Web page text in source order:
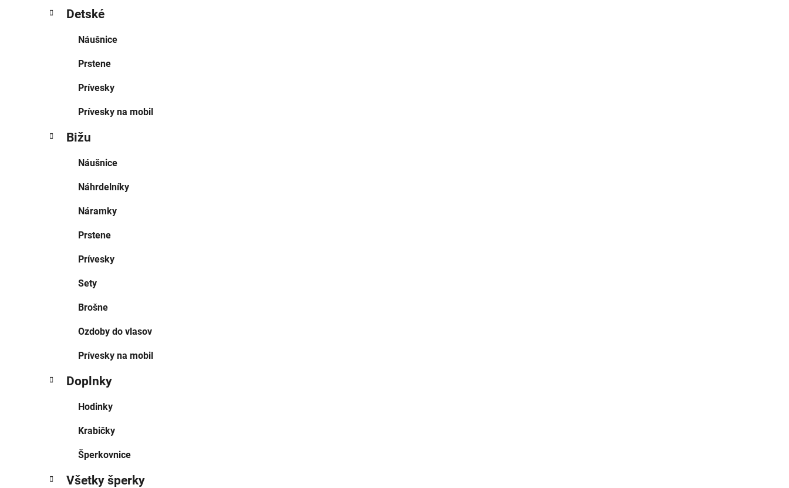
Detské
Náušnice
Prstene
Prívesky
Prívesky na mobil
Bižu
Náušnice
Náhrdelníky
Náramky
Prstene
Prívesky
Sety
Brošne
Ozdoby do vlasov
Prívesky na mobil
Doplnky
Hodinky
Krabičky
Šperkovnice
Všetky šperky